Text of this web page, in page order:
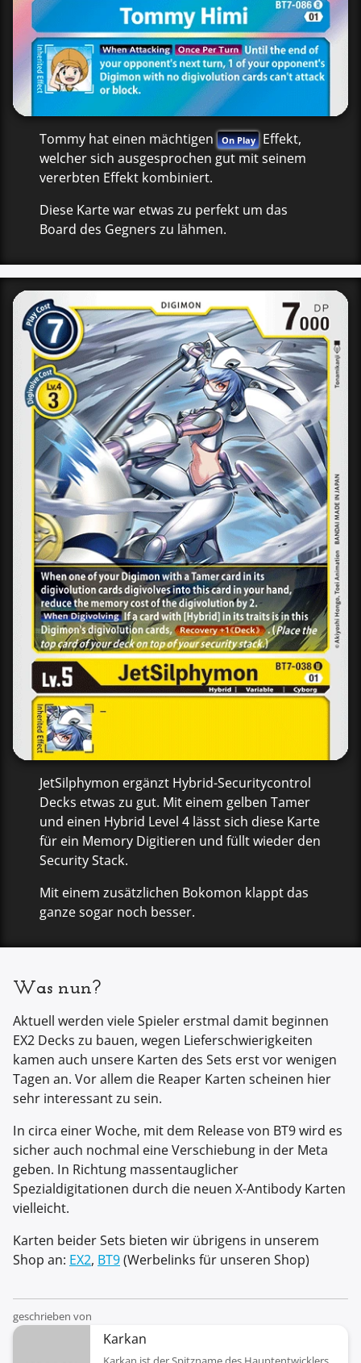
Tommy hat einen mächtigen On Play
Effekt,
welcher sich ausgesprochen gut mit seinem
vererbten Effekt kombiniert.
Diese Karte war etwas zu perfekt um das
Board des Gegners zu lähmen.
JetSilphymon ergänzt Hybrid-Securitycontrol
Decks etwas zu gut. Mit einem gelben Tamer
und einen Hybrid Level 4 lässt sich diese Karte
für ein Memory Digitieren und füllt wieder den
Security Stack.
Mit einem zusätzlichen Bokomon klappt das
ganze sogar noch besser.
Was nun?
Aktuell werden viele Spieler erstmal damit beginnen
EX2 Decks zu bauen, wegen Lieferschwierigkeiten
kamen auch unsere Karten des Sets erst vor wenigen
Tagen an. Vor allem die Reaper Karten scheinen hier
sehr interessant zu sein.
In circa einer Woche, mit dem Release von BT9 wird es
sicher auch nochmal eine Verschiebung in der Meta
geben. In Richtung massentauglicher
Spezialdigitationen durch die neuen X-Antibody Karten
vielleicht.
Karten beider Sets bieten wir übrigens in unserem
Shop an: EX2, BT9(Werbelinks für unseren Shop)
geschrieben von
Karkan